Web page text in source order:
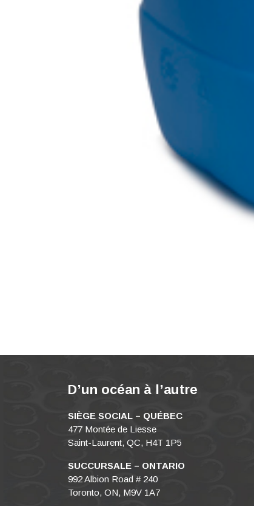
D’un océan à l’autre
SIÈGE SOCIAL – QUÉBEC
477 Montée de Liesse
Saint-Laurent, QC, H4T 1P5
SUCCURSALE – ONTARIO
992 Albion Road # 240
Toronto, ON, M9V 1A7